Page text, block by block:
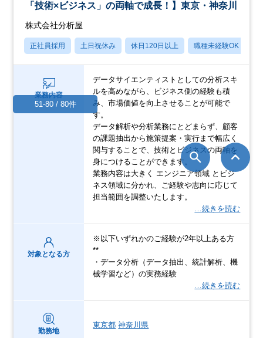
「技術×ビジネス」の両軸で成長！】東京・神奈川
株式会社分析屋
正社員採用 土日祝休み 休日120日以上 職種未経験OK
業務内容
データサイエンティストとしての分析スキ
ルを高めながら、ビジネス側の経験も積
み、市場価値を向上させることが可能で
す。
データ解析や分析業務にとどまらず、顧客
の課題抽出から施策提案・実行まで幅広く
関与することで、技術とビジネスの両軸を
身につけることができます。
業務内容は大きく エンジニア領域 とビジ
ネス領域に分かれ、ご経験や志向に応じて
担当範囲を調整いたします。
…続きを読む
対象となる方
※以下いずれかのご経験が2年以上ある方
**
・データ分析（データ抽出、統計解析、機
械学習など）の実務経験
…続きを読む
勤務地
東京都 神奈川県
51-80 / 80件